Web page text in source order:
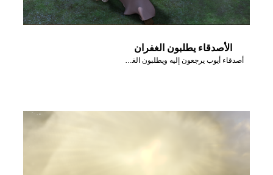
الأصدقاء يطلبون الغفران
أصدقاء أيوب يرجعون إليه ويطلبون الغفران.